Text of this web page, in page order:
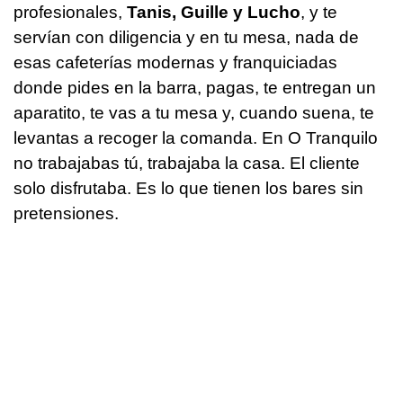
profesionales, Tanis, Guille y Lucho, y te
servían con diligencia y en tu mesa, nada de
esas cafeterías modernas y franquiciadas
donde pides en la barra, pagas, te entregan un
aparatito, te vas a tu mesa y, cuando suena, te
levantas a recoger la comanda. En O Tranquilo
no trabajabas tú, trabajaba la casa. El cliente
solo disfrutaba. Es lo que tienen los bares sin
pretensiones.